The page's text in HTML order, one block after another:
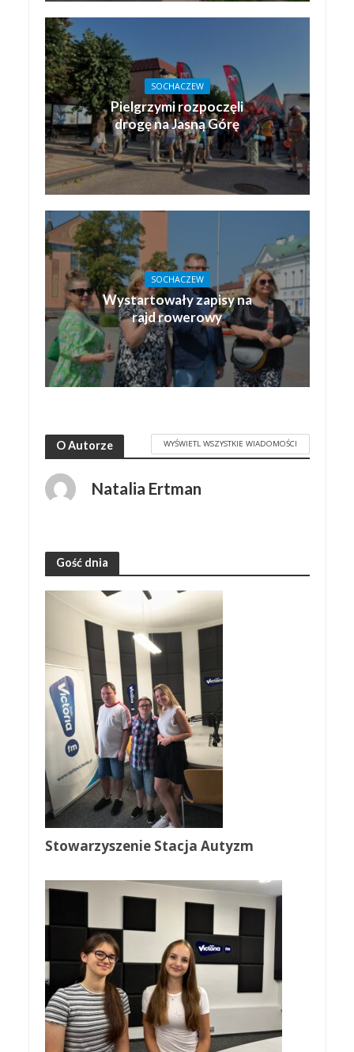
SOCHACZEW
Pielgrzymi rozpoczęli
drogę na Jasną Górę
SOCHACZEW
Wystartowały zapisy na
rajd rowerowy
O Autorze WYŚWIETL WSZYSTKIE WIADOMOŚCI
Natalia Ertman
Gość dnia
Stowarzyszenie Stacja Autyzm